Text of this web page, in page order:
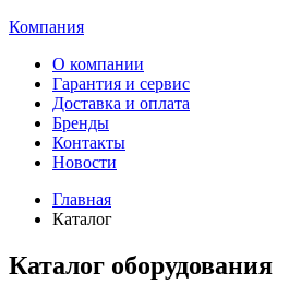
Компания
О компании
Гарантия и сервис
Доставка и оплата
Бренды
Контакты
Новости
Главная
Каталог
Каталог оборудования